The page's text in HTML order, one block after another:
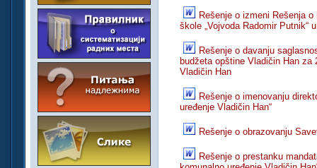
Rešenje o izmeni Rešenja
škole „Vojvoda Radomir Putnik“
Rešenje o davanju
budžeta opštine Vladičin Han za
Vladičin Han
Rešenje o imenovanju
uređenje Vladičin Han“
Rešenje o obrazovanju
Rešenje o prestanku